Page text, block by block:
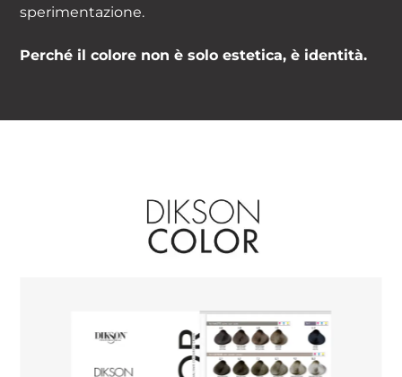
sperimentazione.
Perché il colore non è solo estetica, è identità.